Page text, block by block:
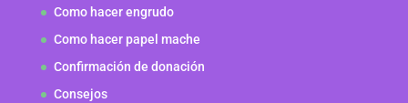
Como hacer engrudo
Como hacer papel mache
Confirmación de donación
Consejos